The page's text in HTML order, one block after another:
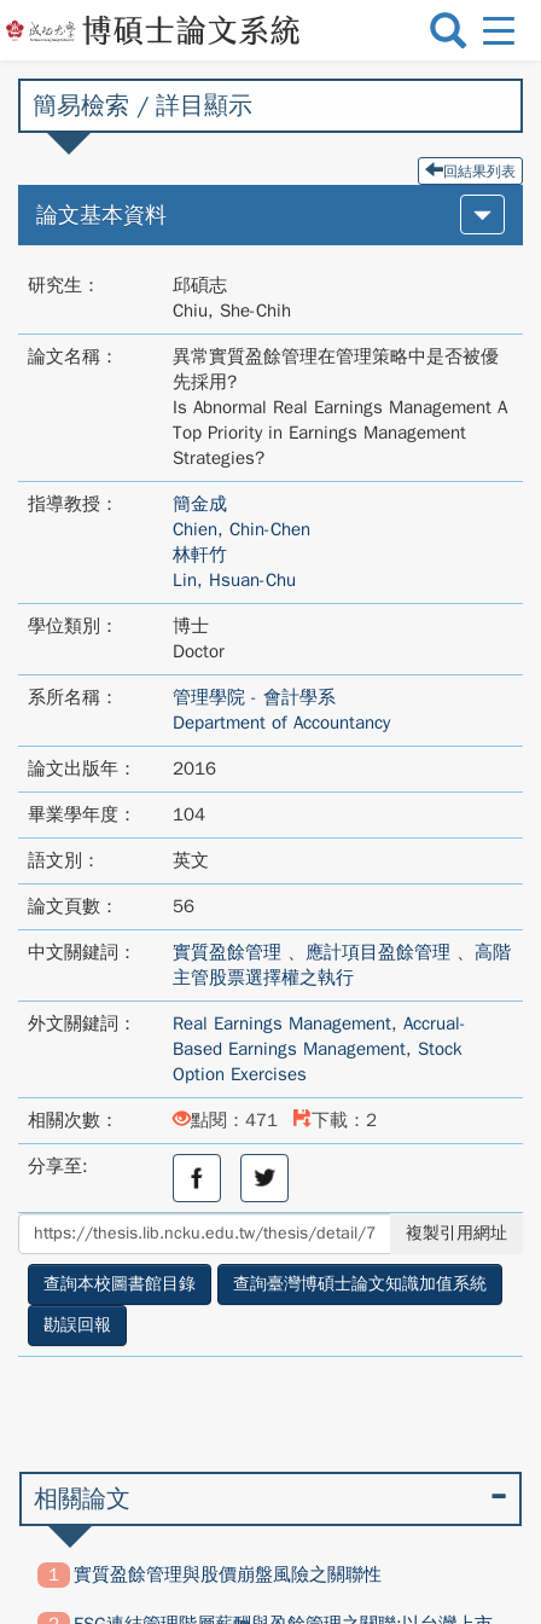
選
切
簡易檢索 / 詳目顯示
回結果列表
論文基本資料
研究生：
邱碩志
Chiu, She-Chih
論文名稱：
異常實質盈餘管理在管理策略中是否被優
先採用?
Is Abnormal Real Earnings Management A
Top Priority in Earnings Management
Strategies?
指導教授：
簡金成
Chien, Chin-Chen
林軒竹
Lin, Hsuan-Chu
學位類別：
博士
Doctor
系所名稱：
管理學院 - 會計學系
Department of Accountancy
論文出版年： 2016
畢業學年度： 104
語文別： 英文
論文頁數： 56
中文關鍵詞： 實質盈餘管理 、 應計項目盈餘管理 、 高階
主管股票選擇權之執行
外文關鍵詞： Real Earnings Management, Accrual-
Based Earnings Management, Stock
Option Exercises
相關次數： 點閱：471 下載：2
分享至:
分
至
facebook
分
享
至
twitter
複製引用網址
查詢本校圖書館目錄
查詢臺灣博碩士論文知識加值系統
勘誤回報
相關論文
實質盈餘管理與股價崩盤風險之關聯性